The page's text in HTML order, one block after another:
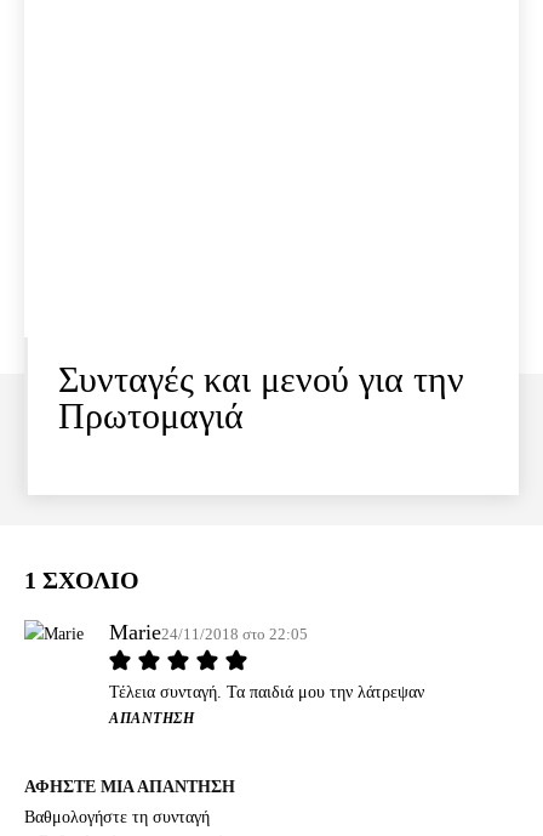
Συνταγές και μενού για την
Πρωτομαγιά
1 ΣΧΟΛΙΟ
Marie24/11/2018 στο 22:05
Τέλεια συνταγή. Τα παιδιά μου την λάτρεψαν
ΑΠΆΝΤΗΣΗ
ΑΦΗΣΤΕ ΜΙΑ ΑΠΑΝΤΗΣΗ
Βαθμολογήστε τη συνταγή